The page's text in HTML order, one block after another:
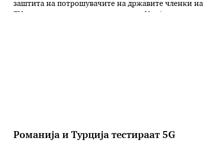
заштита на потрошувачите на државите членки на
Романија и Турција тестираат 5G